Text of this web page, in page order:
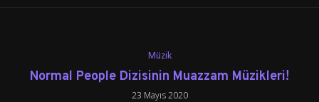
Müzik
Normal People Dizisinin Muazzam Müzikleri!
23 Mayıs 2020